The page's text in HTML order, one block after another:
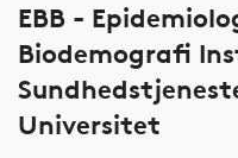
EBB -
Biodemografi
Universitet